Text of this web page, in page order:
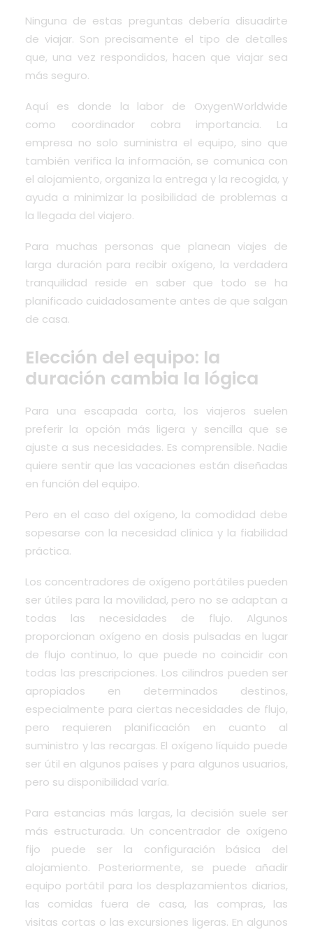
Ninguna de estas preguntas debería disuadirte
de viajar. Son precisamente el tipo de detalles
que, una vez respondidos, hacen que viajar sea
más seguro.
Aquí es donde la labor de OxygenWorldwide
como coordinador cobra importancia. La
empresa no solo suministra el equipo, sino que
también verifica la información, se comunica con
el alojamiento, organiza la entrega y la recogida, y
ayuda a minimizar la posibilidad de problemas a
la llegada del viajero.
Para muchas personas que planean viajes de
larga duración para recibir oxígeno, la verdadera
tranquilidad reside en saber que todo se ha
planificado cuidadosamente antes de que salgan
de casa.
Elección del equipo: la
duración cambia la lógica
Para una escapada corta, los viajeros suelen
preferir la opción más ligera y sencilla que se
ajuste a sus necesidades. Es comprensible. Nadie
quiere sentir que las vacaciones están diseñadas
en función del equipo.
Pero en el caso del oxígeno, la comodidad debe
sopesarse con la necesidad clínica y la fiabilidad
práctica.
Los concentradores de oxígeno portátiles pueden
ser útiles para la movilidad, pero no se adaptan a
todas las necesidades de flujo. Algunos
proporcionan oxígeno en dosis pulsadas en lugar
de flujo continuo, lo que puede no coincidir con
todas las prescripciones. Los cilindros pueden ser
apropiados en determinados destinos,
especialmente para ciertas necesidades de flujo,
pero requieren planificación en cuanto al
suministro y las recargas. El oxígeno líquido puede
ser útil en algunos países y para algunos usuarios,
pero su disponibilidad varía.
Para estancias más largas, la decisión suele ser
más estructurada. Un concentrador de oxígeno
fijo puede ser la configuración básica del
alojamiento. Posteriormente, se puede añadir
equipo portátil para los desplazamientos diarios,
las comidas fuera de casa, las compras, las
visitas cortas o las excursiones ligeras. En algunos